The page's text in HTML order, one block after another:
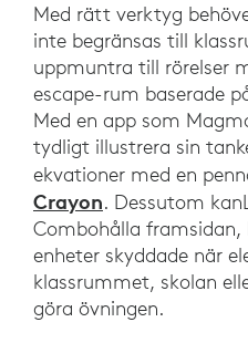
Med rätt verktyg
inte begränsas till
uppmuntra till rörelser
escape-rum baserade
Med en app som
tydligt illustrera sin
ekvationer med en
Crayon. Dessutom
Combohålla framsidan,
enheter skyddade när
klassrummet, skolan
göra övningen.